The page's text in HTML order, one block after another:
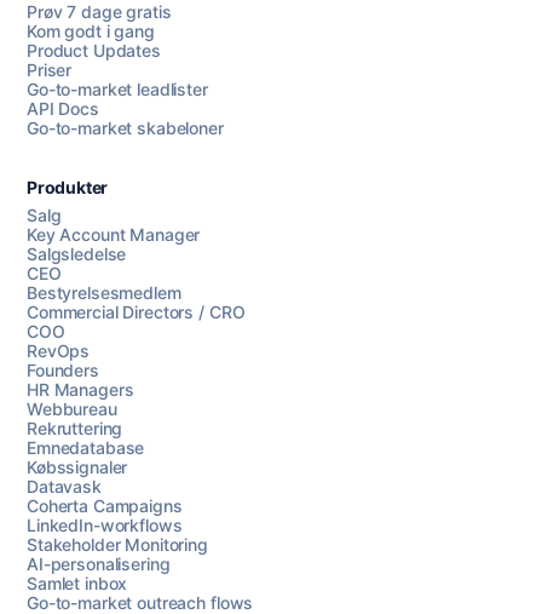
Prøv 7 dage gratis
Kom godt i gang
Product Updates
Priser
Go-to-market leadlister
API Docs
Go-to-market skabeloner
Produkter
Salg
Key Account Manager
Salgsledelse
CEO
Bestyrelsesmedlem
Commercial Directors / CRO
COO
RevOps
Founders
HR Managers
Webbureau
Rekruttering
Emnedatabase
Købssignaler
Datavask
Coherta Campaigns
LinkedIn-workflows
Stakeholder Monitoring
AI-personalisering
Samlet inbox
Go-to-market outreach flows